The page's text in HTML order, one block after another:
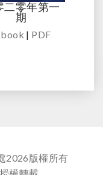
二零年第一
期
book | PDF
2026版權所有